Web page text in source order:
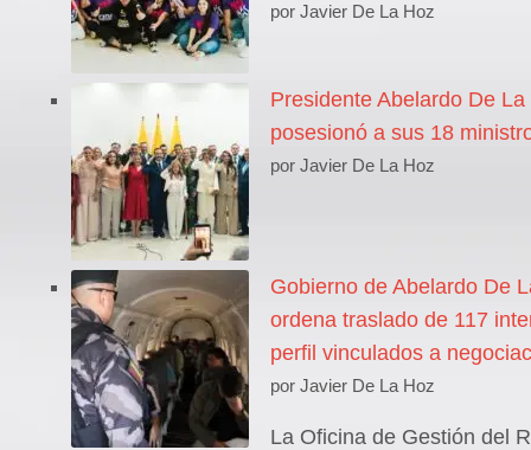
por Javier De La Hoz
Presidente Abelardo De
posesionó a sus 18
por Javier De La Hoz
Gobierno de Abelardo De
ordena traslado de 117
perfil vinculados a
por Javier De La Hoz
La Oficina de Gestión del